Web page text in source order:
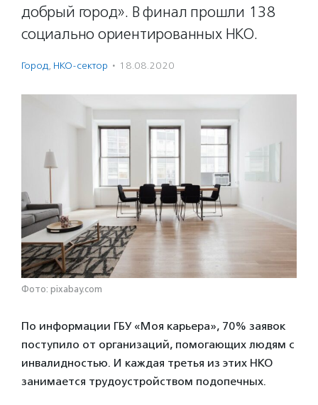
добрый город». В финал прошли 138
социально ориентированных НКО.
Город, НКО-сектор · 18.08.2020
Фото: pixabay.com
По информации ГБУ «Моя карьера», 70% заявок
поступило от организаций, помогающих людям с
инвалидностью. И каждая третья из этих НКО
занимается трудоустройством подопечных.